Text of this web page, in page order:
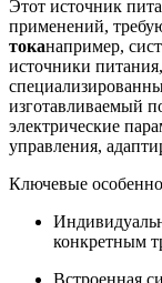
Этот источник
применений,
токанапример,
источники
изготавливаемый
электрические
управления,
Ключевые
конкретным